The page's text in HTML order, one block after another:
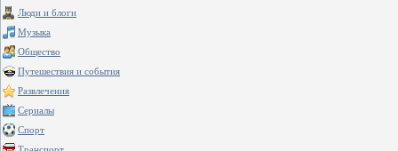
Люди и блоги
Музыка
Общество
Путешествия и события
Развлечения
Сериалы
Спорт